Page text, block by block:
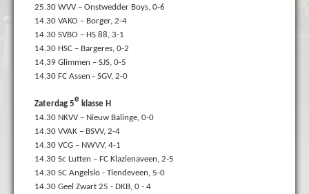
25.30 WVV – Onstwedder Boys, 0-6
14.30 VAKO – Borger, 2-4
14.30 SVBO – HS 88, 3-1
14.30 HSC – Bargeres, 0-2
14,39 Glimmen – SJS, 0-5
14,30 FC Assen - SGV, 2-0
Zaterdag 5e klasse H
14.30 NKVV – Nieuw Balinge, 0-0
14.30 VVAK – BSVV, 2-4
14.30 VCG – NWVV, 4-1
14.30 Sc Lutten – FC Klazienaveen, 2-5
14.30 SC Angelslo - Tiendeveen, 5-0
14.30 Geel Zwart 25 - DKB, 0 - 4